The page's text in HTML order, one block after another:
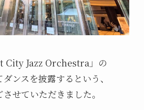
City Jazz Orchestra」の
ンスを披露するという、
せていただきました。